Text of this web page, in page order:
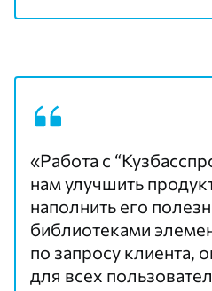
«Работа с
нам улучшить
наполнить его
библиотеками
по запросу клиента,
для всех